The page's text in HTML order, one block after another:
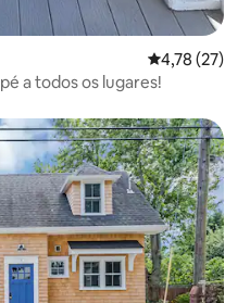
4,78 de uma
4,78 (27)
a todos os lugares!
dos hóspedes